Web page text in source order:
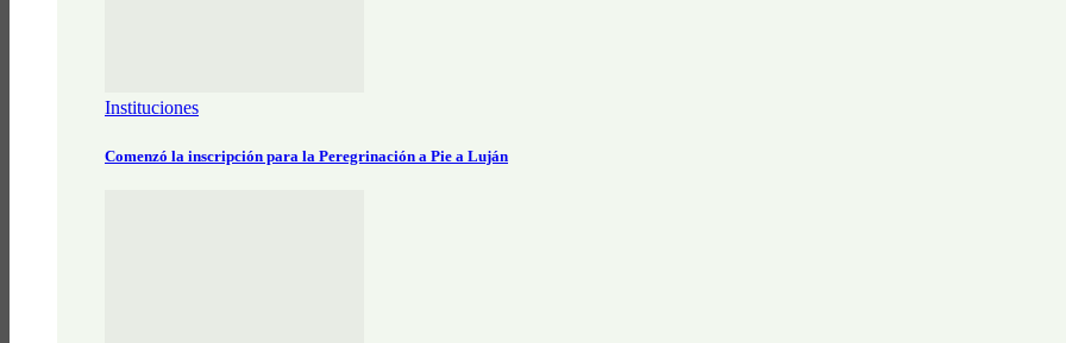
Instituciones
Comenzó la inscripción para la Peregrinación a Pie a Luján